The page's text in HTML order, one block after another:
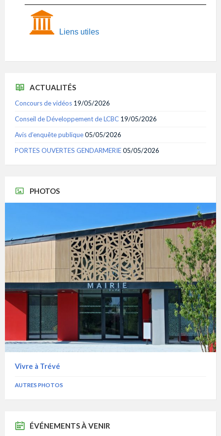
Liens utiles
ACTUALITÉS
Concours de vidéos 19/05/2026
Conseil de Développement de LCBC 19/05/2026
Avis d’enquête publique05/05/2026
PORTES OUVERTES GENDARMERIE05/05/2026
PHOTOS
Vivre à Trévé
AUTRES PHOTOS
ÉVÉNEMENTS À VENIR